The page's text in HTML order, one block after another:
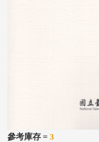
參考庫存 = 3